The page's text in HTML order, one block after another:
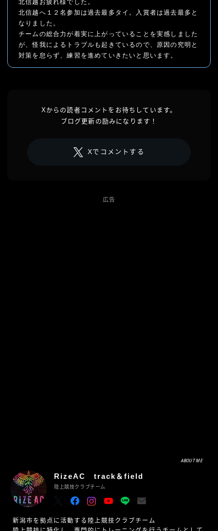
北信越お疲れ様でした。
北信越へ１２名参加は過去最多タイ。入賞者は過去最多と
なりました。
チームの総合力が着実に上がっていることを実感しました
が、怪我によるトラブルも起きているので、原因の究明と
対策を怠らず、練習を進めていきたいと思います。
Xからの読者コメントをお待ちしています。
ブログ更新の励みになります！
Xでコメントする
広告
ABOUT ME
RizeAC track＆field
陸上競技クラブチーム
新潟市を拠点に活動する陸上競技クラブチーム